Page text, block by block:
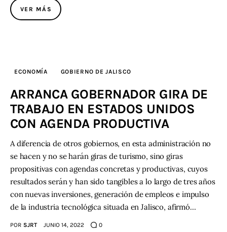
VER MÁS
ECONOMÍA GOBIERNO DE JALISCO
ARRANCA GOBERNADOR GIRA DE
TRABAJO EN ESTADOS UNIDOS
CON AGENDA PRODUCTIVA
A diferencia de otros gobiernos, en esta administración no
se hacen y no se harán giras de turismo, sino giras
propositivas con agendas concretas y productivas, cuyos
resultados serán y han sido tangibles a lo largo de tres años
con nuevas inversiones, generación de empleos e impulso
de la industria tecnológica situada en Jalisco, afirmó…
POR SJRT JUNIO 14, 2022 0